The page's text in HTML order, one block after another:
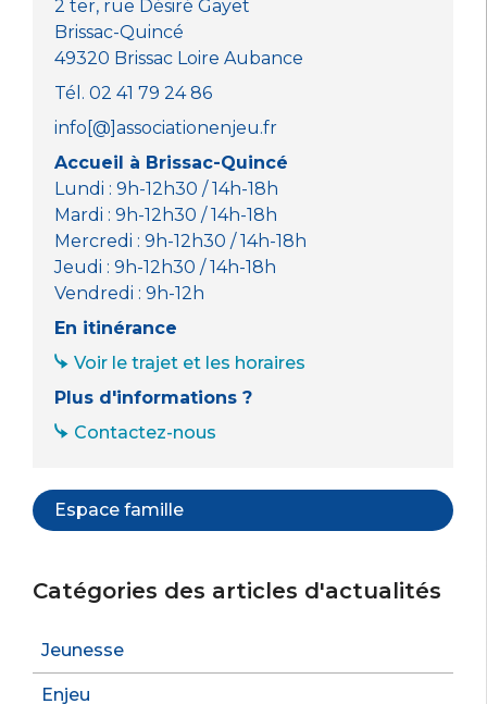
k
2 ter, rue Désiré Gayet
Brissac-Quincé
49320 Brissac Loire Aubance
Tél. 02 41 79 24 86
info[@]associationenjeu.fr
Accueil à Brissac-Quincé
Lundi : 9h-12h30 / 14h-18h
Mardi : 9h-12h30 / 14h-18h
Mercredi : 9h-12h30 / 14h-18h
Jeudi : 9h-12h30 / 14h-18h
Vendredi : 9h-12h
En itinérance
Voir le trajet et les horaires
Plus d'informations ?
Contactez-nous
Espace famille
Catégories des articles d'actualités
Jeunesse
Enjeu